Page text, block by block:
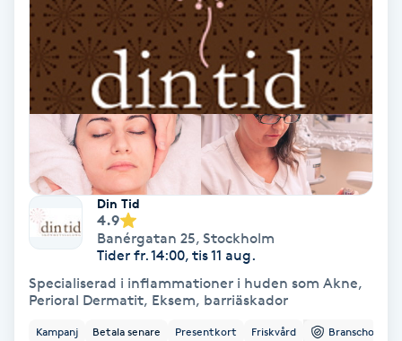
Gua Sha-massage
Hatha Yoga
Headspa
Healing
Herrklippning
HIFU
Din Tid
4.9
Banérgatan 25, Stockholm
Tider fr. 14:00, tis 11 aug.
Specialiserad i inflammationer i huden som Akne,
Perioral Dermatit, Eksem, barriäskador
Kampanj Betala senare Presentkort Friskvård Branschorg.